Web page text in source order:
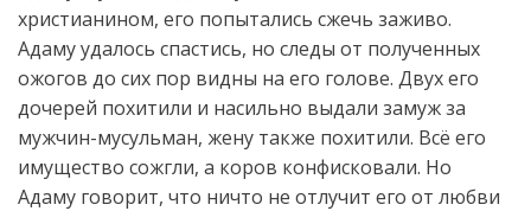
христианином, его попытались сжечь заживо.
Адаму удалось спастись, но следы от полученных
ожогов до сих пор видны на его голове. Двух его
дочерей похитили и насильно выдали замуж за
мужчин-мусульман, жену также похитили. Всё его
имущество сожгли, а коров конфисковали. Но
Адаму говорит, что ничто не отлучит его от любви